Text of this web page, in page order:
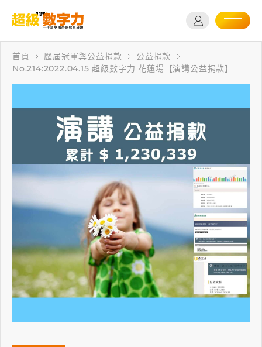
首頁 歷屆冠軍與公益捐款
公益捐款
No.214:2022.04.15 超級數字力 花蓮場【演講公益捐款】